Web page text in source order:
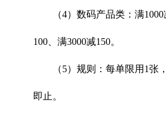
（4）数码产品类：满
100、满3000减150。
（5）规则：每单限用1张
即止。